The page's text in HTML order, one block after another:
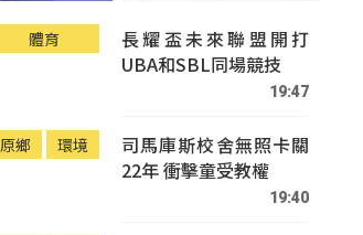
體育
長耀盃未來聯盟開打
UBA和SBL同場競技
19:47
原鄉 環境
司馬庫斯校舍無照卡關
22年 衝擊童受教權
19:40